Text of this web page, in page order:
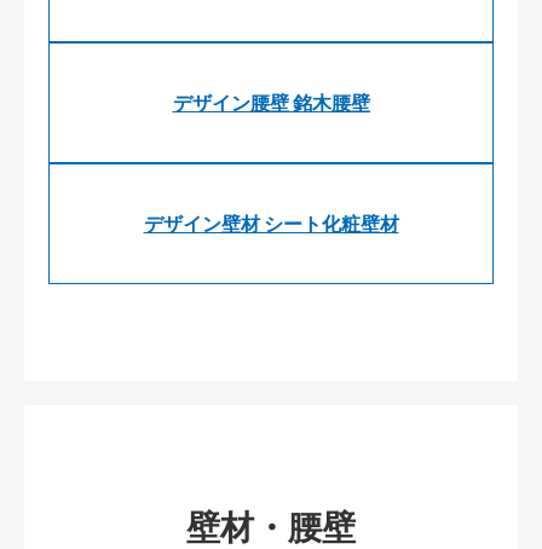
デザイン腰壁 銘木腰壁
デザイン壁材 シート化粧壁材
壁材・腰壁